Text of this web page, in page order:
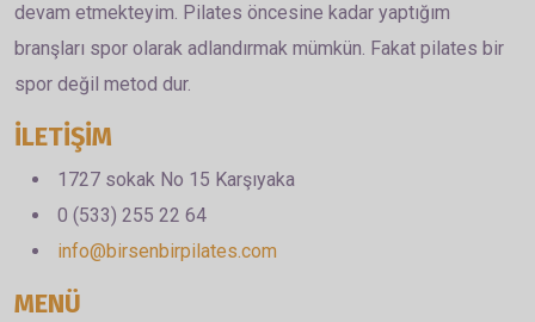
devam etmekteyim. Pilates öncesine kadar yaptığım
branşları spor olarak adlandırmak mümkün. Fakat pilates bir
spor değil metod dur.
İLETİŞİM
1727 sokak No 15 Karşıyaka
0 (533) 255 22 64
info@birsenbirpilates.com
MENÜ